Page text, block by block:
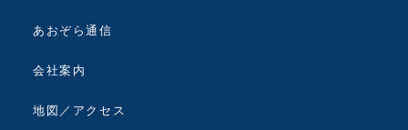
あおぞら通信
会社案内
地図／アクセス